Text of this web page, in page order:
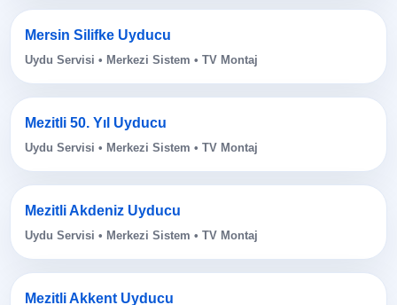
Mersin Silifke Uyducu
Uydu Servisi • Merkezi Sistem • TV Montaj
Mezitli 50. Yıl Uyducu
Uydu Servisi • Merkezi Sistem • TV Montaj
Mezitli Akdeniz Uyducu
Uydu Servisi • Merkezi Sistem • TV Montaj
Mezitli Akkent Uyducu